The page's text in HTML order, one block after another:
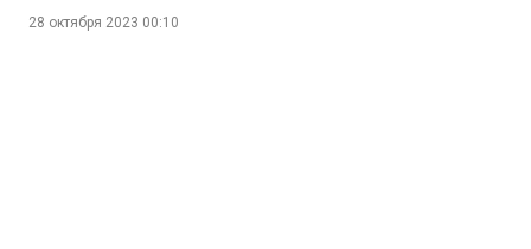
Александринского театра
28 октября 2023 00:10